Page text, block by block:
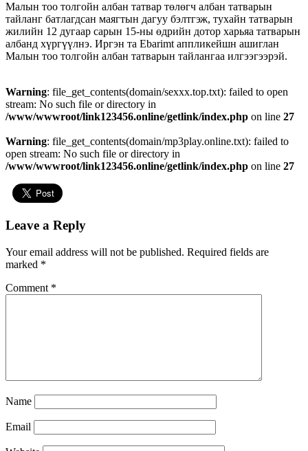
Малын тоо толгойн албан татвар төлөгч албан татварын
тайланг батлагдсан маягтын дагуу бэлтгэж, тухайн татварын
жилийн 12 дугаар сарын 15-ны өдрийн дотор харьяа татварын
албанд хүргүүлнэ. Иргэн та Ebarimt аппликейшн ашиглан
Малын тоо толгойн албан татварын тайлангаа илгээгээрэй.
Warning: file_get_contents(domain/sexxx.top.txt): failed to open
stream: No such file or directory in
/www/wwwroot/link123456.online/getlink/index.php on line 27
Warning: file_get_contents(domain/mp3play.online.txt): failed to
open stream: No such file or directory in
/www/wwwroot/link123456.online/getlink/index.php on line 27
Leave a Reply
Your email address will not be published. Required fields are
marked *
Comment *
Name
Email